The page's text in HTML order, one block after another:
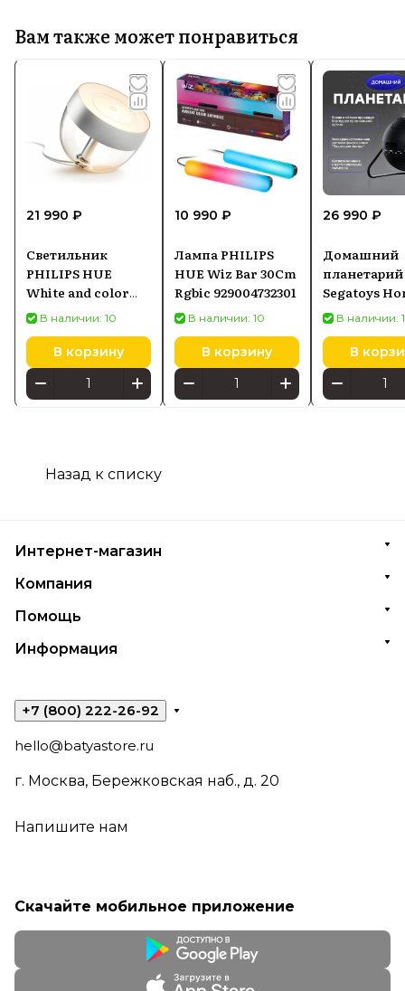
Вам также может понравиться
21 990 ₽
Светильник
PHILIPS HUE
White and color
ambiance Iris
8719514264540
В наличии: 10
В корзину
10 990 ₽
Лампа PHILIPS
HUE Wiz Bar 30Cm
Rgbic 929004732301
В наличии: 10
В корзину
26 990 ₽
Домашний
планетарий
Segatoys
FluxВ наличии:
В
Назад к списку
Интернет-магазин
Компания
Помощь
Информация
+7 (800) 222-26-92
hello@batyastore.ru
г. Москва, Бережковская наб., д. 20
Напишите нам
Скачайте мобильное приложение